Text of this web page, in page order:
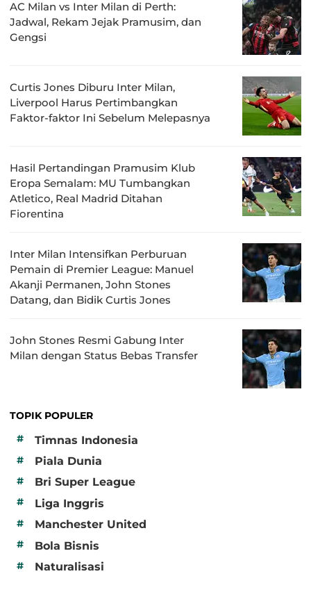
AC Milan vs Inter Milan di Perth:
Jadwal, Rekam Jejak Pramusim, dan
Gengsi
Curtis Jones Diburu Inter Milan,
Liverpool Harus Pertimbangkan
Faktor-faktor Ini Sebelum Melepasnya
Hasil Pertandingan Pramusim Klub
Eropa Semalam: MU Tumbangkan
Atletico, Real Madrid Ditahan
Fiorentina
Inter Milan Intensifkan Perburuan
Pemain di Premier League: Manuel
Akanji Permanen, John Stones
Datang, dan Bidik Curtis Jones
John Stones Resmi Gabung Inter
Milan dengan Status Bebas Transfer
TOPIK POPULER
#
Timnas Indonesia
# Piala Dunia
# Bri Super League
# Liga Inggris
# Manchester United
# Bola Bisnis
# Naturalisasi